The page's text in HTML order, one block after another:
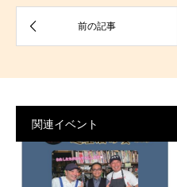
関連イベント